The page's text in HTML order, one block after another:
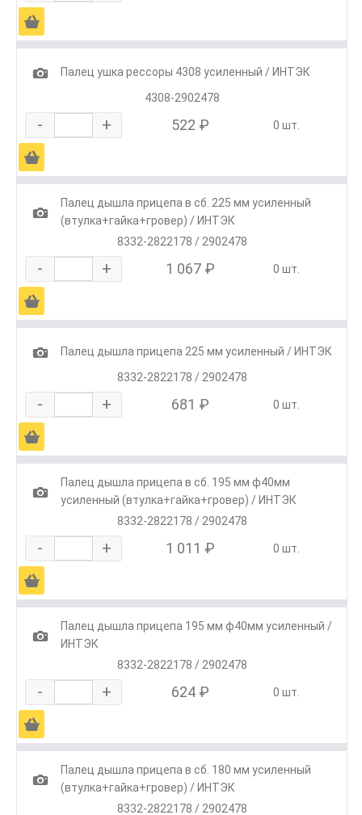
Ä
1
Палец ушка рессоры 4308 усиленный / ИНТЭК
4308-2902478
- + 522 ₽ 0 шт.
Ä
1
Палец дышла прицепа в сб. 225 мм усиленный
(втулка+гайка+гровер) / ИНТЭК
8332-2822178 / 2902478
- + 1 067 ₽ 0 шт.
Ä
1
Палец дышла прицепа 225 мм усиленный / ИНТЭК
8332-2822178 / 2902478
- + 681 ₽ 0 шт.
Ä
1
Палец дышла прицепа в сб. 195 мм ф40мм
усиленный (втулка+гайка+гровер) / ИНТЭК
8332-2822178 / 2902478
- + 1 011 ₽ 0 шт.
Ä
1
Палец дышла прицепа 195 мм ф40мм усиленный /
ИНТЭК
8332-2822178 / 2902478
- + 624 ₽ 0 шт.
Ä
1
Палец дышла прицепа в сб. 180 мм усиленный
(втулка+гайка+гровер) / ИНТЭК
8332-2822178 / 2902478